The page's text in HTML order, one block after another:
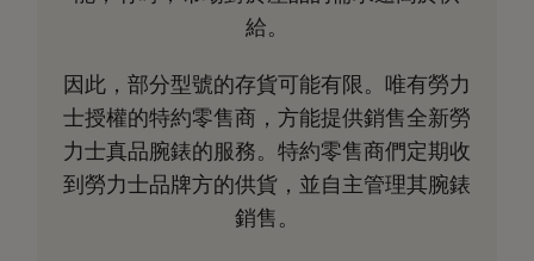
給。
因此，部分型號的存貨可能有限。唯有勞力
士授權的特約零售商，方能提供銷售全新勞
力士真品腕錶的服務。特約零售商們定期收
到勞力士品牌方的供貨，並自主管理其腕錶
銷售。